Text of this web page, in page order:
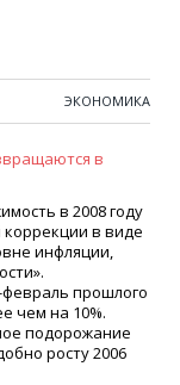
ЭКОНОМИКА
в 2008 году
коррекции в виде
инфляции,
прошлого
чем на 10%.
подорожание
росту 2006